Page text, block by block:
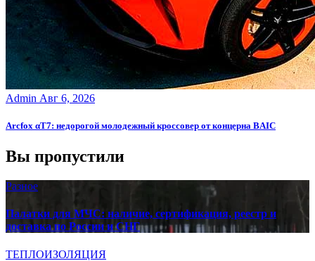
Admin Авг 6, 2026
Arcfox αT7: недорогой молодежный кроссовер от концерна BAIC
Вы пропустили
Разное
Палатки для МЧС: наличие, сертификация, реестр и
доставка по России и СНГ
ТЕПЛОИЗОЛЯЦИЯ